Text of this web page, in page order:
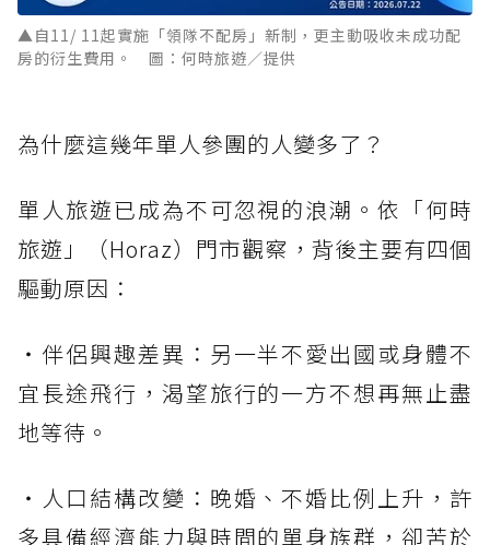
▲自11/ 11起實施「領隊不配房」新制，更主動吸收未成功配
房的衍生費用。 圖：何時旅遊／提供
為什麼這幾年單人參團的人變多了？
單人旅遊已成為不可忽視的浪潮。依「何時
旅遊」（Horaz）門市觀察，背後主要有四個
驅動原因：
・伴侶興趣差異：另一半不愛出國或身體不
宜長途飛行，渴望旅行的一方不想再無止盡
地等待。
・人口結構改變：晚婚、不婚比例上升，許
多具備經濟能力與時間的單身族群，卻苦於